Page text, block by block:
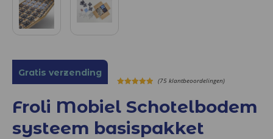
Gratis verzending
(75 klantbeoordelingen)
Froli Mobiel Schotelbodem
systeem basispakket